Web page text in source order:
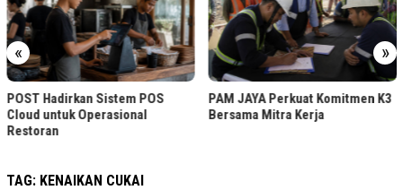
« »
POST Hadirkan Sistem POS
Cloud untuk Operasional
Restoran
PAM JAYA Perkuat Komitmen K3
Bersama Mitra Kerja
TAG: KENAIKAN CUKAI